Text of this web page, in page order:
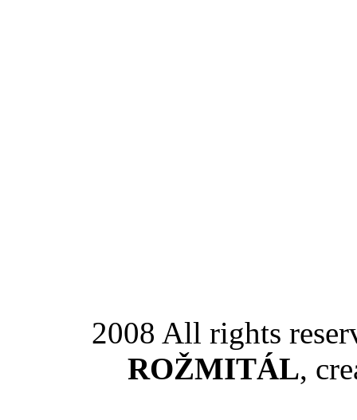
2008 All rights
ROŽMITÁL,